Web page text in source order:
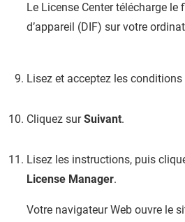
Le License Center télécharge le
d’appareil (DIF) sur votre
Lisez et acceptez les conditions
Cliquez surSuivant.
Lisez les instructions, puis
License Manager.
Votre navigateur Web ouvre le